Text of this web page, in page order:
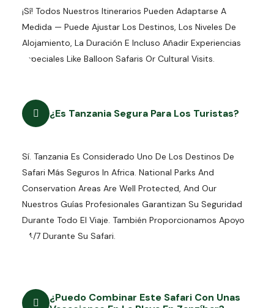
¡Sí! Todos Nuestros Itinerarios Pueden Adaptarse A
Medida — Puede Ajustar Los Destinos, Los Niveles De
Alojamiento, La Duración E Incluso Añadir Experiencias
Especiales Like Balloon Safaris Or Cultural Visits.
¿Es Tanzania Segura Para Los Turistas?
Sí. Tanzania Es Considerado Uno De Los Destinos De
Safari Más Seguros In Africa. National Parks And
Conservation Areas Are Well Protected, And Our
Nuestros Guías Profesionales Garantizan Su Seguridad
Durante Todo El Viaje. También Proporcionamos Apoyo
24/7 Durante Su Safari.
¿Puedo Combinar Este Safari Con Unas